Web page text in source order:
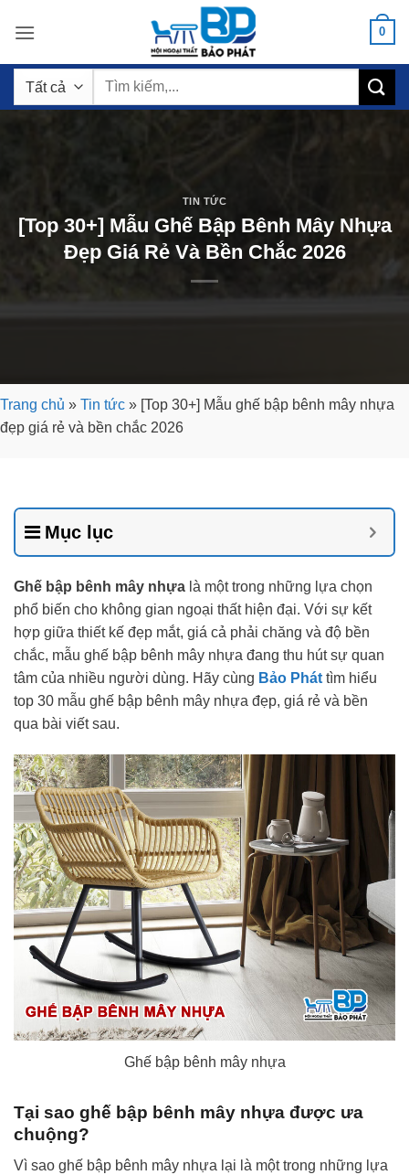
qua
dung
0
Tìm
TIN TỨC
[Top 30+] Mẫu Ghế Bập Bênh Mây Nhựa
Đẹp Giá Rẻ Và Bền Chắc 2026
Trang chủ » Tin tức » [Top 30+] Mẫu ghế bập bênh mây nhựa
đẹp giá rẻ và bền chắc 2026
Mục lục
Ghế bập bênh mây nhựa là một trong những lựa chọn
phổ biến cho không gian ngoại thất hiện đại. Với sự kết
hợp giữa thiết kế đẹp mắt, giá cả phải chăng và độ bền
chắc, mẫu ghế bập bênh mây nhựa đang thu hút sự quan
tâm của nhiều người dùng. Hãy cùng Bảo Phát tìm hiểu
top 30 mẫu ghế bập bênh mây nhựa đẹp, giá rẻ và bền
qua bài viết sau.
Ghế bập bênh mây nhựa
Tại sao ghế bập bênh mây nhựa được ưa
chuộng?
Vì sao ghế bập bênh mây nhựa lại là một trong những lựa